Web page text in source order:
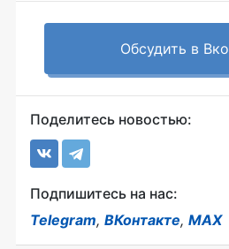
Обсудить в
Поделитесь новостью:
Подпишитесь на нас:
Telegram, ВКонтакте, MAX